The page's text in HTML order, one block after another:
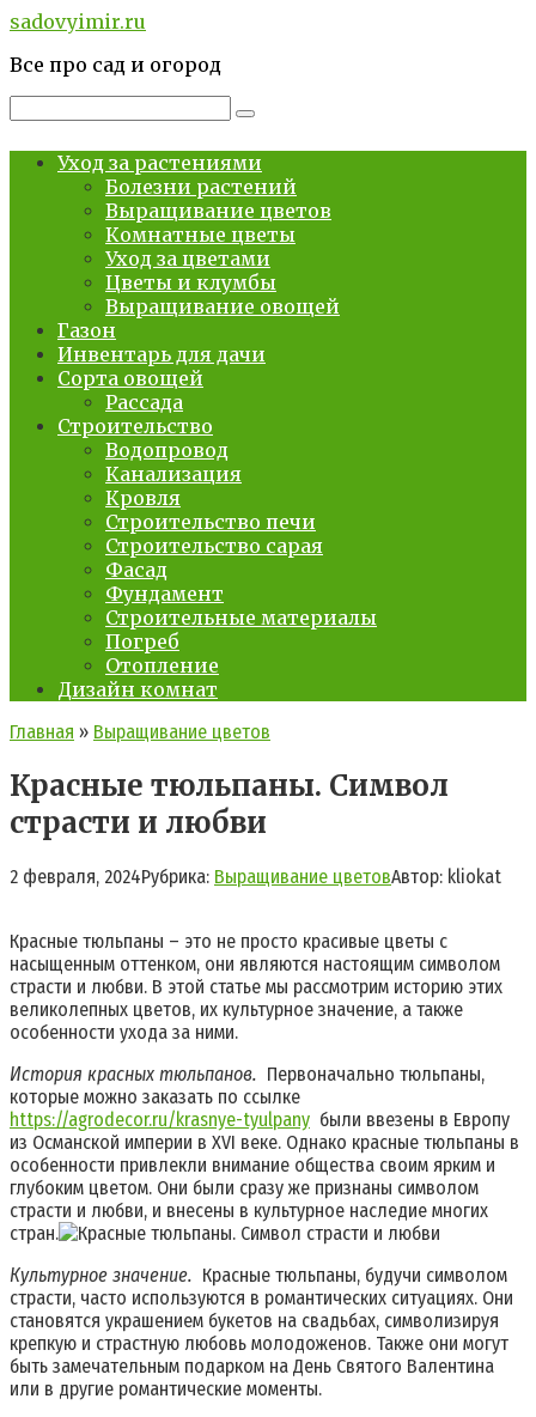
Перейти
контенту
sadovyimir.ru
Все про сад и огород
Уход за растениями
Болезни растений
Выращивание цветов
Комнатные цветы
Уход за цветами
Цветы и клумбы
Выращивание овощей
Газон
Инвентарь для дачи
Сорта овощей
Рассада
Строительство
Водопровод
Канализация
Кровля
Строительство печи
Строительство сарая
Фасад
Фундамент
Строительные материалы
Погреб
Отопление
Дизайн комнат
Главная » Выращивание цветов
Красные тюльпаны. Символ
страсти и любви
2 февраля, 2024Рубрика: Выращивание цветовАвтор: kliokat
Красные тюльпаны – это не просто красивые цветы с
насыщенным оттенком, они являются настоящим символом
страсти и любви. В этой статье мы рассмотрим историю этих
великолепных цветов, их культурное значение, а также
особенности ухода за ними.
История красных тюльпанов. Первоначально тюльпаны,
которые можно заказать по ссылке
https://agrodecor.ru/krasnye-tyulpany были ввезены в Европу
из Османской империи в XVI веке. Однако красные тюльпаны в
особенности привлекли внимание общества своим ярким и
глубоким цветом. Они были сразу же признаны символом
страсти и любви, и внесены в культурное наследие многих
стран.
Культурное значение. Красные тюльпаны, будучи символом
страсти, часто используются в романтических ситуациях. Они
становятся украшением букетов на свадьбах, символизируя
крепкую и страстную любовь молодоженов. Также они могут
быть замечательным подарком на День Святого Валентина
или в другие романтические моменты.